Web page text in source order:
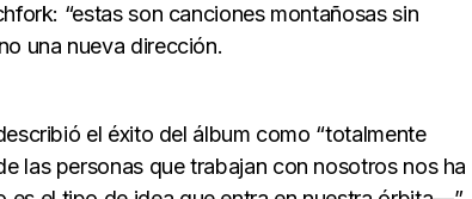
“estas son canciones montañosas sin
una nueva dirección.
el éxito del álbum como “totalmente
las personas que trabajan con nosotros nos ha